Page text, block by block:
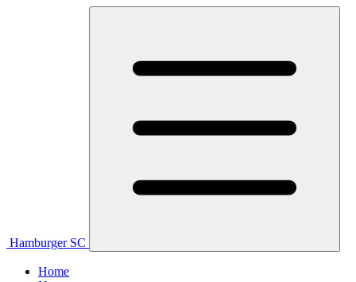
Hamburger SC
Home